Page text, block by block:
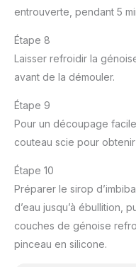
entrouverte, pendant 5
Étape 8
Laisser refroidir la
avant de la démouler.
Étape 9
Pour un découpage
couteau scie pour
Étape 10
Préparer le sirop
d’eau jusqu’à ébullition,
couches de génoise
pinceau en silicone.